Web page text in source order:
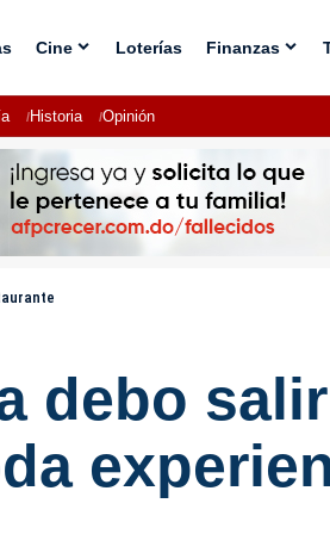
Cine Loterías Finanzas
Historia Opinión
debo